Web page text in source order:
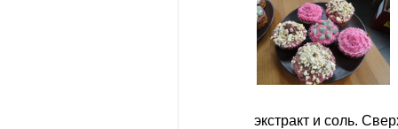
экстракт и соль.